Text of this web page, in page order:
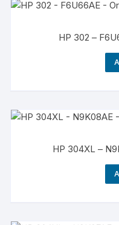
HP 304XL –